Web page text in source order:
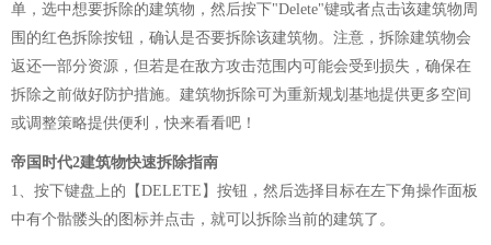
单，选中想要拆除的建筑物，然后按下"Delete"键或者点击该建筑物周
围的红色拆除按钮，确认是否要拆除该建筑物。注意，拆除建筑物会
返还一部分资源，但若是在敌方攻击范围内可能会受到损失，确保在
拆除之前做好防护措施。建筑物拆除可为重新规划基地提供更多空间
或调整策略提供便利，快来看看吧！
帝国时代2建筑物快速拆除指南
1、按下键盘上的【DELETE】按钮，然后选择目标在左下角操作面板
中有个骷髅头的图标并点击，就可以拆除当前的建筑了。